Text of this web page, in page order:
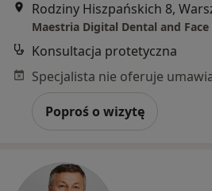
Rodziny Hiszpańskich 8,
Maestria Digital Dental and Face
Konsultacja protetyczna
Poproś o wizytę